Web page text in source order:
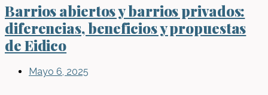
Barrios abiertos y barrios privados:
diferencias, beneficios y propuestas
de Eidico
Mayo 6, 2025